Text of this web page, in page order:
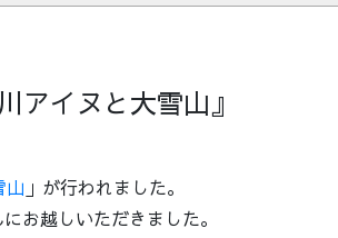
アイヌと大雪山』
山 」が行われました。
お越しいただきました。